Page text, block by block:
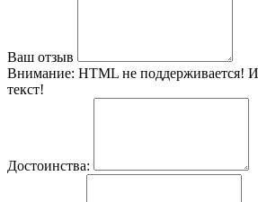
Ваш отзыв
Внимание: HTML не поддерживается!
текст!
Достоинства: